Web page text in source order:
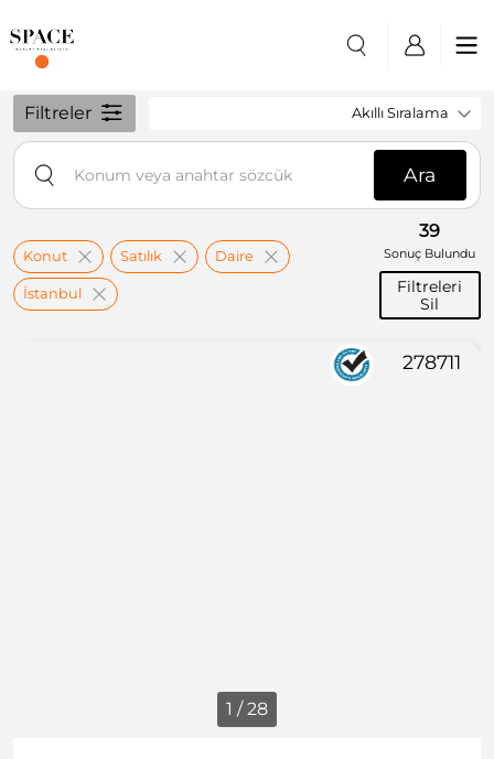
Filtreler Akıllı Sıralama
Ara
Konut Satılık Daire
İstanbul
39
Sonuç Bulundu
Filtreleri
Sil
1 / 28
278711